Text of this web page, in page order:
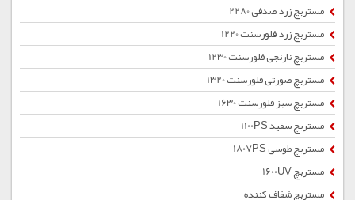
مستربچ زرد صدفی 2280
مستربچ زرد فلورسنت 1220
مستربچ نارنجی فلورسنت 1230
مستربچ صورتی فلورسنت 1320
مستربچ سبز فلورسنت 1630
مستربچ سفید 1100PS
مستربچ طوسی 1807PS
مستربچ 1600UV
مستربچ شفاف کننده